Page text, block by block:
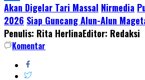
Share
Akan Digelar Tari Massal Nirmedia
2026 Siap Guncang Alun-Alun
Penulis: Rita HerlinaEditor: Redaksi
Komentar